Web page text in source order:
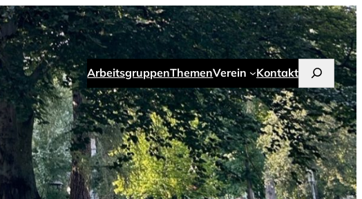
ArbeitsgruppenThemenVerein Kontakt Suchen